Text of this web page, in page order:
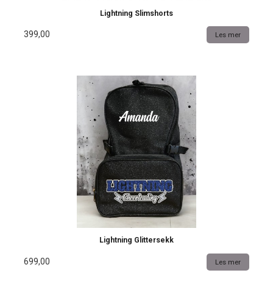
Lightning Slimshorts
399,00 Les mer
Lightning Glittersekk
699,00 Les mer